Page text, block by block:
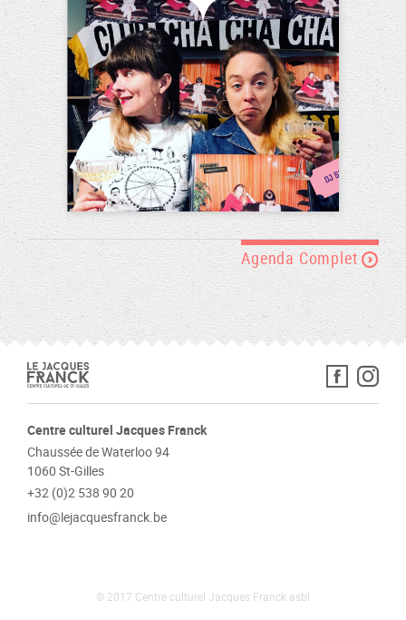
Agenda Complet
Centre culturel Jacques Franck
Chaussée de Waterloo 94
1060 St-Gilles
+32 (0)2 538 90 20
info@lejacquesfranck.be
© 2017 Centre culturel Jacques Franck asbl